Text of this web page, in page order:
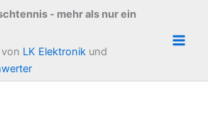
- mehr als nur ein
LK Elektronik und